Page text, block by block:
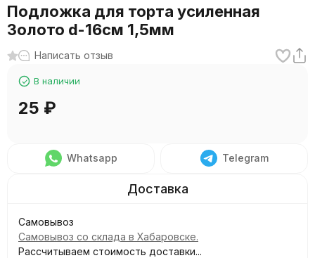
Подложка для торта усиленная
Золото d-16см 1,5мм
Написать отзыв
В наличии
25 ₽
Whatsapp Telegram
Самовывоз
Самовывоз со склада в Хабаровске.
Рассчитываем стоимость доставки...